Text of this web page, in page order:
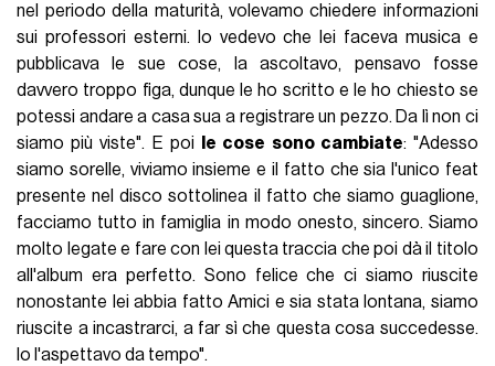
nel periodo della maturità, volevamo chiedere informazioni
sui professori esterni. Io vedevo che lei faceva musica e
pubblicava le sue cose, la ascoltavo, pensavo fosse
davvero troppo figa, dunque le ho scritto e le ho chiesto se
potessi andare a casa sua a registrare un pezzo. Da lì non ci
siamo più viste". E poi
le cose sono cambiate: "Adesso
siamo sorelle, viviamo insieme e il fatto che sia l'unico feat
presente nel disco sottolinea il fatto che siamo guaglione,
facciamo tutto in famiglia in modo onesto, sincero. Siamo
molto legate e fare con lei questa traccia che poi dà il titolo
all'album era perfetto. Sono felice che ci siamo riuscite
nonostante lei abbia fatto Amici e sia stata lontana, siamo
riuscite a incastrarci, a far sì che questa cosa succedesse.
Io l'aspettavo da tempo".